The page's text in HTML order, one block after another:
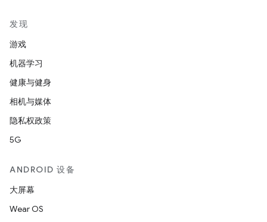
发现
游戏
机器学习
健康与健身
相机与媒体
隐私权政策
5G
ANDROID 设备
大屏幕
Wear OS